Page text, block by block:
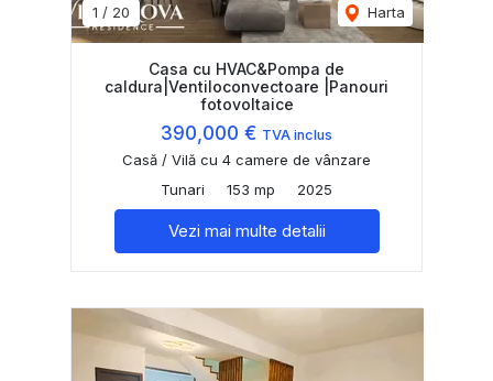
1 / 20 Harta
Casa cu HVAC&Pompa de
caldura|Ventiloconvectoare |Panouri
fotovoltaice
390,000 € TVA inclus
Casă / Vilă cu 4 camere de vânzare
Tunari
153 mp 2025
Vezi mai multe detalii